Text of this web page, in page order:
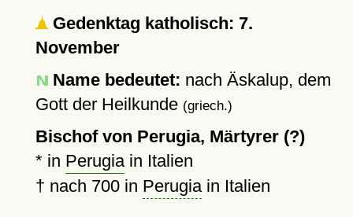
Gedenktag katholisch: 7.
November
Name bedeutet: nach Äskalup, dem
Gott der Heilkunde (griech.)
Bischof von Perugia, Märtyrer (?)
* in Perugiain Italien
† nach 700in Perugiain Italien